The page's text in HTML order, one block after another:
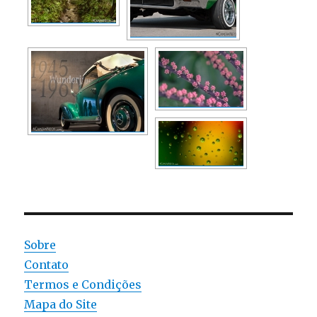
Sobre
Contato
Termos e Condições
Mapa do Site